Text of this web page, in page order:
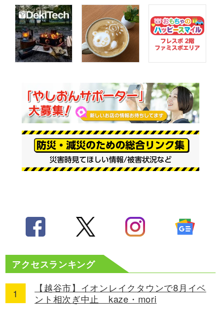
アクセスランキング
【越谷市】イオンレイクタウンで8月イベ
ント相次ぎ中止 kaze・mori